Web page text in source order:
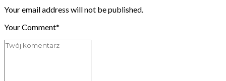
Your email address will not be published.
Your Comment*